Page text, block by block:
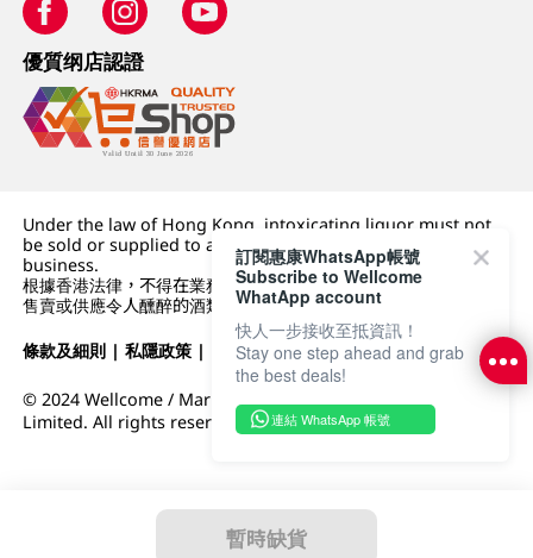
暫時缺貨
優質纲店認證
Under the law of Hong Kong, intoxicating liquor must not
be sold or supplied to a minor (under 18) in the course of
business.
根據香港法律，不得在業務過程中，向未成年人 (18 歲以下人士)
售賣或供應令人醺醉的酒類。
條款及細則 |私隱政策 | DFI零售集團
© 2024 Wellcome / Market Place. The Dairy Farm Company
Limited. All rights reserved.
訂閱惠康WhatsApp帳號
Subscribe to Wellcome
WhatApp account
快人一步接收至抵資訊！
Stay one step ahead and grab
the best deals!
連結 WhatsApp 帳號